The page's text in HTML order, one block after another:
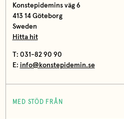
Konstepidemins väg 6
413 14 Göteborg
Sweden
Hitta hit
T: 031-82 90 90
E: info@konstepidemin.se
MED STÖD FRÅN